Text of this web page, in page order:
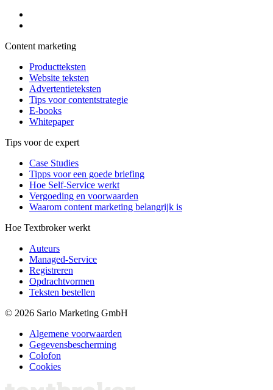
Content marketing
Productteksten
Website teksten
Advertentieteksten
Tips voor contentstrategie
E-books
Whitepaper
Tips voor de expert
Case Studies
Tipps voor een goede briefing
Hoe Self-Service werkt
Vergoeding en voorwaarden
Waarom content marketing belangrijk is
Hoe Textbroker werkt
Auteurs
Managed-Service
Registreren
Opdrachtvormen
Teksten bestellen
© 2026 Sario Marketing GmbH
Algemene voorwaarden
Gegevensbescherming
Colofon
Cookies